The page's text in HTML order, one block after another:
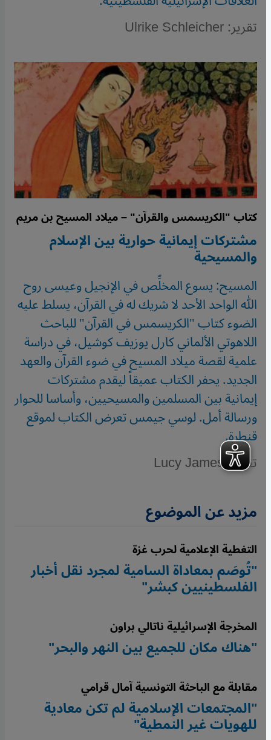
تقرير: Ulrike Schleicher
كتاب "الكريسمس والقرآن" – ميلاد المسيح بن مريم
مشتركات إيمانية حوارية بين الإسلام
والمسيحية
المسيح: يسوع المخلِّص في الإنجيل وعيسى روح
الله الواحد الأحد لا شريك له في القرآن، يسلط عليه
الضوء كتاب "الكريسمس في القرآن" للباحث
اللاهوتي الألماني كارل يوزيف كوشيل، في دراسة
علمية لقصة ميلاد المسيح في ضوء القرآن والعهد
الجديد. يحفر الكتاب عميقاً ليقدم مشتركات
إيمانية بين المسلمين والمسيحيين، وأساسا للحوار
ورسالة أمل. لوسي جيمس تعرض الكتاب لموقع
قنطرة.
تقرير: Lucy James
مزيد عن الموضوع
التغطية الإعلامية لحرب غزة
"تُوصَم بمعاداة السامية لمجرد نقل أخبار
الفلسطينيين كبشر"
المخرجة الإسرائيلية ناتالي براون
"هناك مكان للجميع بين النهر والبحر"
مقابلة مع الباحثة التونسية آمال قرامي
"المجتمعات الإسلامية لم تكن معادية
للهويات غير النمطية"